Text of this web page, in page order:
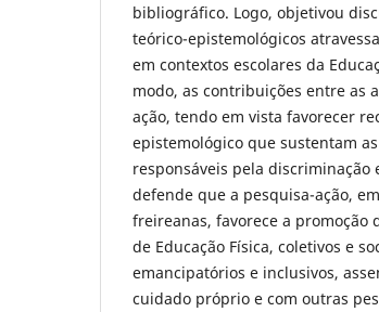
bibliográfico. Logo, objetivou
teórico-epistemológicos
em contextos escolares da
modo, as contribuições entre as
ação, tendo em vista favorecer
epistemológico que sustentam
responsáveis pela discriminação
defende que a pesquisa-ação,
freireanas, favorece a promoção
de Educação Física, coletivos e
emancipatórios e inclusivos,
cuidado próprio e com outras